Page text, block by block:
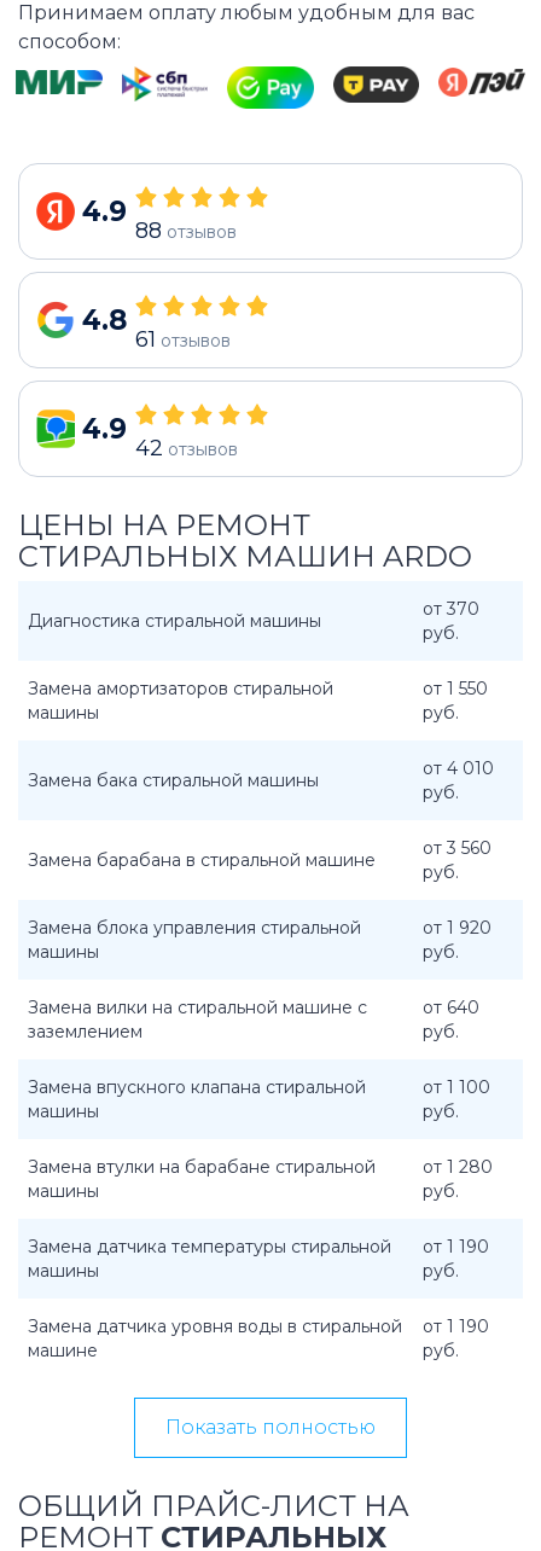
Принимаем оплату любым удобным для вас
способом:
4.9
88 отзывов
4.8
61 отзывов
4.9
42 отзывов
ЦЕНЫ НА РЕМОНТ
СТИРАЛЬНЫХ МАШИН ARDO
Диагностика стиральной машины
от 370
руб.
Замена амортизаторов стиральной
машины
от 1 550
руб.
Замена бака стиральной машины
от 4 010
руб.
Замена барабана в стиральной машине
от 3 560
руб.
Замена блока управления стиральной
машины
от 1 920
руб.
Замена вилки на стиральной машине с
заземлением
от 640
руб.
Замена впускного клапана стиральной
машины
от 1 100
руб.
Замена втулки на барабане стиральной
машины
от 1 280
руб.
Замена датчика температуры стиральной
машины
от 1 190
руб.
Замена датчика уровня воды в стиральной
машине
от 1 190
руб.
Показать полностью
ОБЩИЙ ПРАЙС-ЛИСТ НА
РЕМОНТ СТИРАЛЬНЫХ